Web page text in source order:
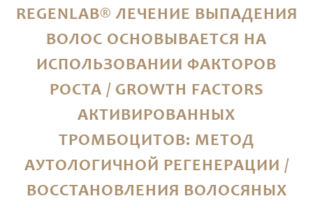
REGENLAB® ЛЕЧЕНИЕ ВЫПАДЕНИЯ
ВОЛОС ОСНОВЫВАЕТСЯ НА
ИСПОЛЬЗОВАНИИ ФАКТОРОВ
РОСТА / GROWTH FACTORS
АКТИВИРОВАННЫХ
ТРОМБОЦИТОВ: МЕТОД
АУТОЛОГИЧНОЙ РЕГЕНЕРАЦИИ /
ВОССТАНОВЛЕНИЯ ВОЛОСЯНЫХ